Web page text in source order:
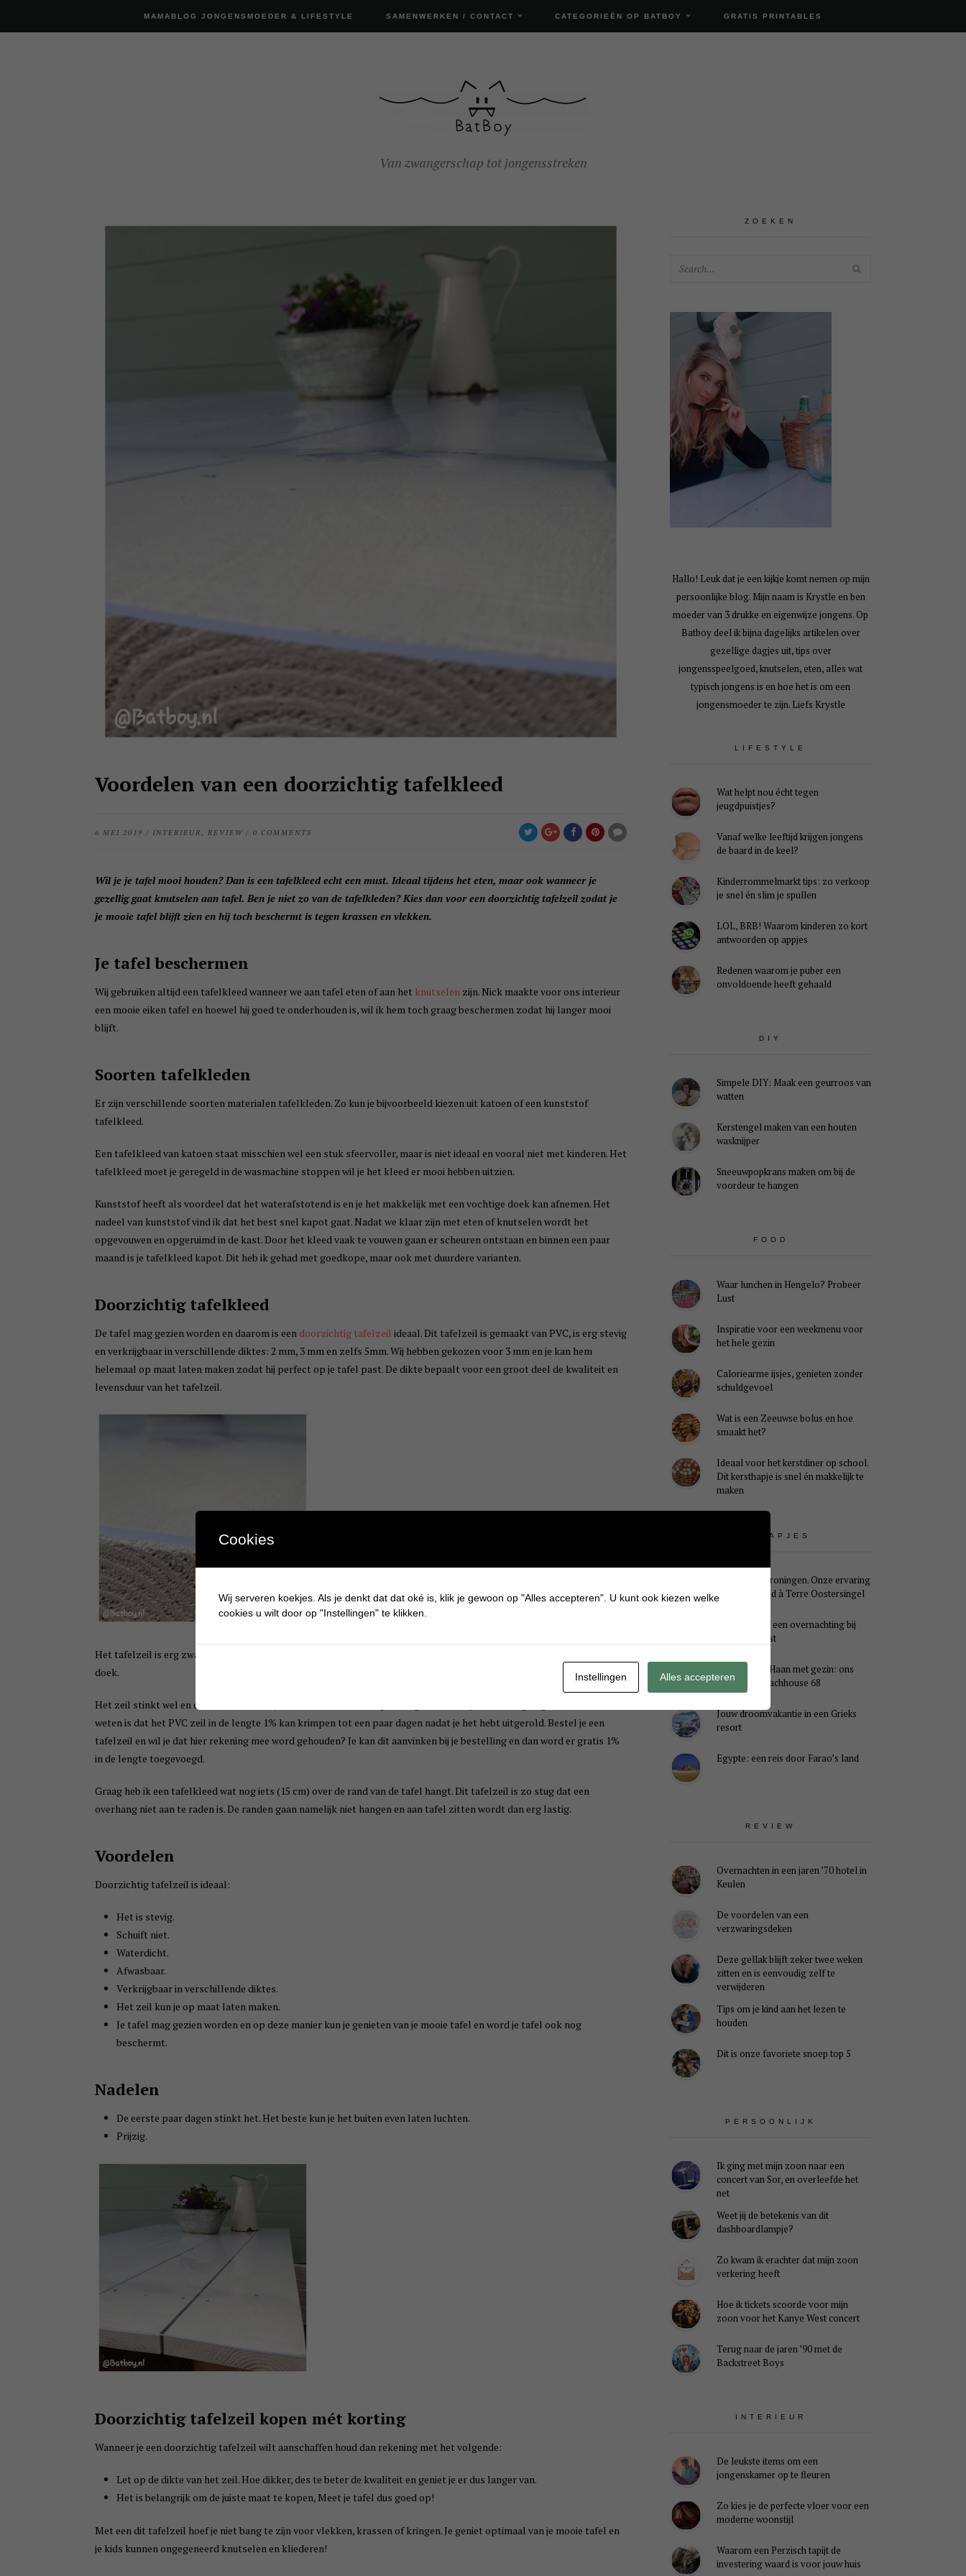
MAMABLOG JONGENSMOEDER & LIFESTYLE SAMENWERKEN / CONTACT CATEGORIEËN OP BATBOY GRATIS PRINTABLES
Van zwangerschap tot jongensstreken
Voordelen van een doorzichtig tafelkleed
6 MEI 2019 / INTERIEUR,REVIEW / 0 COMMENTS
Wil je je tafel mooi houden? Dan is een tafelkleed echt een must. Ideaal tijdens het eten, maar ook wanneer je
gezellig gaat knutselen aan tafel. Ben je niet zo van de tafelkleden? Kies dan voor een doorzichtig tafelzeil zodat je
je mooie tafel blijft zien en hij toch beschermt is tegen krassen en vlekken.
Je tafel beschermen
Wij gebruiken altijd een tafelkleed wanneer we aan tafel eten of aan het knutselen zijn. Nick maakte voor ons interieur
een mooie eiken tafel en hoewel hij goed te onderhouden is, wil ik hem toch graag beschermen zodat hij langer mooi
blijft.
Soorten tafelkleden
Er zijn verschillende soorten materialen tafelkleden. Zo kun je bijvoorbeeld kiezen uit katoen of een kunststof
tafelkleed.
Een tafelkleed van katoen staat misschien wel een stuk sfeervoller, maar is niet ideaal en vooral niet met kinderen. Het
tafelkleed moet je geregeld in de wasmachine stoppen wil je het kleed er mooi hebben uitzien.
Kunststof heeft als voordeel dat het waterafstotend is en je het makkelijk met een vochtige doek kan afnemen. Het
nadeel van kunststof vind ik dat het best snel kapot gaat. Nadat we klaar zijn met eten of knutselen wordt het
opgevouwen en opgeruimd in de kast. Door het kleed vaak te vouwen gaan er scheuren ontstaan en binnen een paar
maand is je tafelkleed kapot. Dit heb ik gehad met goedkope, maar ook met duurdere varianten.
Doorzichtig tafelkleed
De tafel mag gezien worden en daarom is een doorzichtig tafelzeil ideaal.Dit tafelzeil is gemaakt van PVC, is erg stevig
en verkrijgbaar in verschillende diktes: 2 mm, 3 mm en zelfs 5mm. Wij hebben gekozen voor 3 mm en je kan hem
helemaal op maat laten maken zodat hij perfect op je tafel past. De dikte bepaalt voor een groot deel de kwaliteit en
levensduur van het tafelzeil.
Het tafelzeil is erg zwaar en je hebt er dus geen last van dat het verschuift. Je neemt het eenvoudig af met een vochtige
doek.
Het zeil stinkt wel en daarom hebben wij het tafelzeil eerst een paar dagen
weten is dat het PVC zeil in de lengte 1% kan krimpen tot een paar dagen nadat je het hebt uitgerold. Bestel je een
tafelzeil en wil je dat hier rekening mee word gehouden? Je kan dit aanvinken bij je bestelling en dan word er gratis 1%
in de lengte toegevoegd.
Graag heb ik een tafelkleed wat nog iets (15 cm) over de rand van de tafel hangt. Dit tafelzeil is zo stug dat een
overhang niet aan te raden is. De randen gaan namelijk niet hangen en aan tafel zitten wordt dan erg lastig.
Voordelen
Doorzichtig tafelzeil is ideaal:
Het is stevig.
Schuift niet.
Waterdicht.
Afwasbaar.
Verkrijgbaar in verschillende diktes.
Het zeil kun je op maat laten maken.
Je tafel mag gezien worden en op deze manier kun je genieten van je mooie tafel en word je tafel ook nog
beschermt.
Nadelen
De eerste paar dagen stinkt het. Het beste kun je het buiten even laten luchten.
Prijzig.
Doorzichtig tafelzeil kopen mét korting
Wanneer je een doorzichtig tafelzeil wilt aanschaffen houd dan rekening met het volgende:
Let op de dikte van het zeil. Hoe dikker, des te beter de kwaliteit en geniet je er dus langer van.
Het is belangrijk om de juiste maat te kopen, Meet je tafel dus goed op!
Met een dit tafelzeil hoef je niet bang te zijn voor vlekken, krassen of kringen. Je geniet optimaal van je mooie tafel en
je kids kunnen ongegeneerd knutselen en kliederen!
ZOEKEN
Hallo! Leuk dat je een kijkje komt nemen op mijn
persoonlijke blog. Mijn naam is Krystle en ben
moeder van 3 drukke en eigenwijze jongens. Op
Batboy deel ik bijna dagelijks artikelen over
gezellige dagjes uit, tips over
jongensspeelgoed, knutselen, eten, alles wat
typisch jongens is en hoe het is om een
jongensmoeder te zijn. Liefs Krystle
LIFESTYLE
Wat helpt nou écht tegen
jeugdpuistjes?
Vanaf welke leeftijd krijgen jongens
de baard in de keel?
Kinderrommelmarkt tips: zo verkoop
je snel én slim je spullen
LOL, BRB! Waarom kinderen zo kort
antwoorden op appjes
Redenen waarom je puber een
onvoldoende heeft gehaald
DIY
Simpele DIY: Maak een geurroos van
watten
Kerstengel maken van een houten
wasknijper
Sneeuwpopkrans maken om bij de
voordeur te hangen
FOOD
Waar lunchen in Hengelo? Probeer
Lust
Inspiratie voor een weekmenu voor
het hele gezin
Caloriearme ijsjes, genieten zonder
schuldgevoel
Wat is een Zeeuwse bolus en hoe
smaakt het?
Ideaal voor het kerstdiner op school.
Dit kersthapje is snel én makkelijk te
maken
UITSTAPJES
Weekendje Groningen. Onze ervaring
met B&B Pied à Terre Oostersingel
Genieten van een overnachting bij
B&B Landlust
Midweek De Haan met gezin: ons
verblijf in Beachhouse 68
Jouw droomvakantie in een Grieks
resort
Egypte: een reis door Farao’s land
REVIEW
Overnachten in een jaren ’70 hotel in
Keulen
De voordelen van een
verzwaringsdeken
Deze gellak blijft zeker twee weken
zitten en is eenvoudig zelf te
verwijderen
Tips om je kind aan het lezen te
houden
Dit is onze favoriete snoep top 5
PERSOONLIJK
Ik ging met mijn zoon naar een
concert van Sor, en overleefde het
net
Weet jij de betekenis van dit
dashboardlampje?
Zo kwam ik erachter dat mijn zoon
verkering heeft
Hoe ik tickets scoorde voor mijn
zoon voor het Kanye West concert
Terug naar de jaren ’90 met de
Backstreet Boys
INTERIEUR
De leukste items om een
jongenskamer op te fleuren
Zo kies je de perfecte vloer voor een
moderne woonstijl
Waarom een Perzisch tapijt de
investering waard is voor jouw huis
Cookies
Wij serveren koekjes. Als je denkt dat dat oké is, klik je gewoon op "Alles accepteren". U kunt ook kiezen welke
cookies u wilt door op "Instellingen" te klikken.
Instellingen Alles accepteren